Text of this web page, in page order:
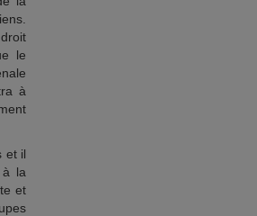
le
à
et il
à la
et